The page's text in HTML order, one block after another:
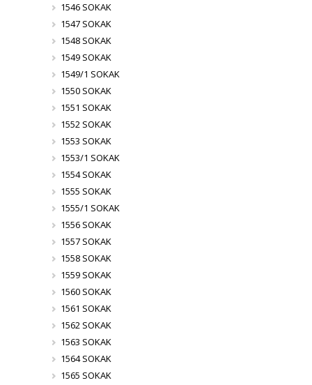
1546 SOKAK
1547 SOKAK
1548 SOKAK
1549 SOKAK
1549/1 SOKAK
1550 SOKAK
1551 SOKAK
1552 SOKAK
1553 SOKAK
1553/1 SOKAK
1554 SOKAK
1555 SOKAK
1555/1 SOKAK
1556 SOKAK
1557 SOKAK
1558 SOKAK
1559 SOKAK
1560 SOKAK
1561 SOKAK
1562 SOKAK
1563 SOKAK
1564 SOKAK
1565 SOKAK